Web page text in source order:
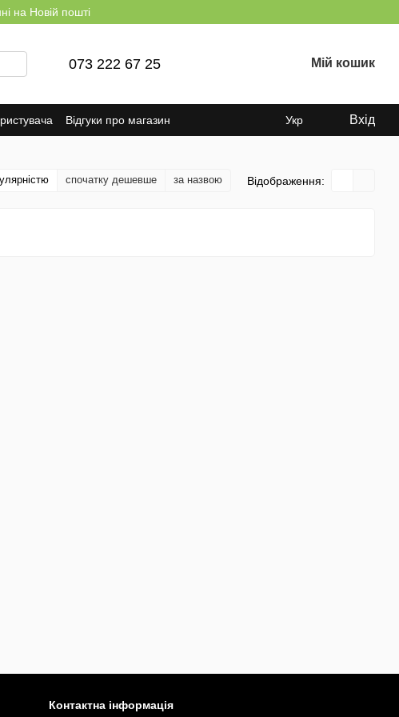
на Новій пошті
073 222 67 25 Мій кошик
Відгуки про магазин Укр Вхід
спочатку дешевше за назвою Відображення:
Контактна інформація